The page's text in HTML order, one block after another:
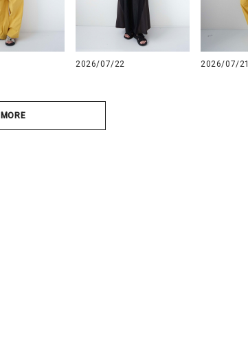
（ｇ） （グラム）
Gives a sense of fullment
2026/07/22 2026/07/21
MORE